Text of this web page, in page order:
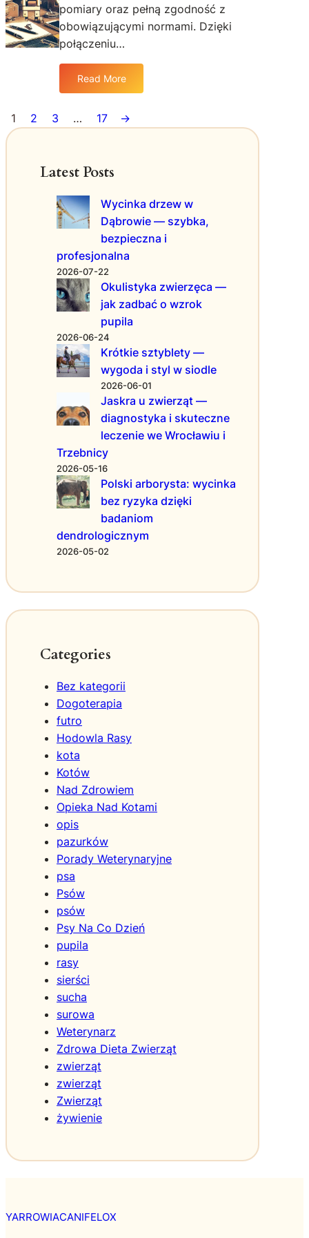
e
g
o
s
n
e
r
ę
d
e
m
o
c
T
w
o
e
o
e
r
t
y
p
l
e
o
e
p
w
i
k
s
i
ę
g
o
w
o
ś
ć
d
l
a
f
i
r
m
w
W
r
s
z
pomiary oraz pełną zgodność z
obowiązującymi normami. Dzięki
połączeniu…
Read More
r
o
s
o
n
a
l
n
e
u
s
ł
u
g
i
g
e
o
d
e
z
y
j
e
–
g
M
s
i
a
W
i
l
k
s
1 2 3 … 17 →
Latest Posts
Wycinka drzew w
Dąbrowie — szybka,
bezpieczna i
profesjonalna
2026-07-22
Okulistyka zwierzęca —
jak zadbać o wzrok
pupila
2026-06-24
Krótkie sztyblety —
wygoda i styl w siodle
2026-06-01
Jaskra u zwierząt —
diagnostyka i skuteczne
leczenie we Wrocławiu i
Trzebnicy
2026-05-16
Polski arborysta: wycinka
bez ryzyka dzięki
badaniom
dendrologicznym
2026-05-02
Categories
Bez kategorii
Dogoterapia
futro
Hodowla Rasy
kota
Kotów
Nad Zdrowiem
Opieka Nad Kotami
opis
pazurków
Porady Weterynaryjne
psa
Psów
psów
Psy Na Co Dzień
pupila
rasy
sierści
sucha
surowa
Weterynarz
Zdrowa Dieta Zwierząt
zwierząt
zwierząt
Zwierząt
żywienie
YARROWIACANIFELOX